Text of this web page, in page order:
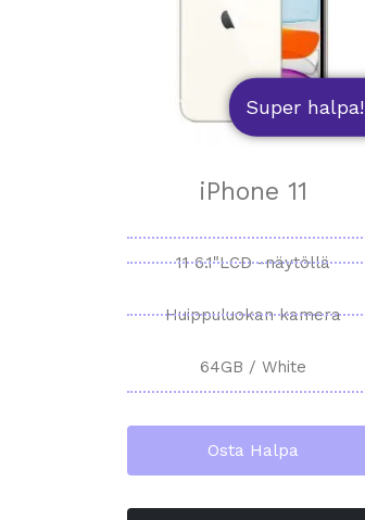
Super halpa!
iPhone 11
11 6.1"LCD -näytöllä
Huippuluokan kamera
64GB / White
Osta Halpa